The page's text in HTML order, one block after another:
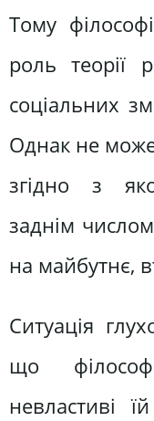
Тому
роль теорії
соціальних
Однак не
згідно з
заднім
на майбутнє,
Ситуація
що
невластиві